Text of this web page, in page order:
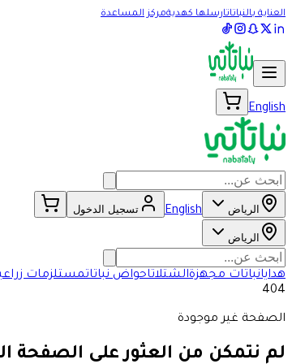
العناية بالنباتاتارسلها كهديةمركز المساعدة
English
الرياض English تسجيل الدخول
الرياض
هدايانباتات مجهزةالشتلاتاحواض نباتاتمستلزمات
404
الصفحة غير موجودة
لم نتمكن من العثور على الصفحة